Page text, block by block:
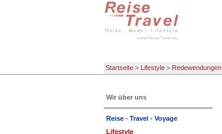
Startseite > Lifestyle > Redewendungen
Wir über uns
Reise - Travel - Voyage
Lifestyle